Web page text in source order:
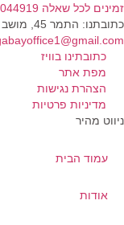
זמינים לכל שאלה 03-6044919
כתובתנו: התמר 45, מושב חמד​
כתובתינו בוויז
מפת אתר
הצהרת נגישות
מדיניות פרטיות
ניווט מהיר
עמוד הבית
אודות